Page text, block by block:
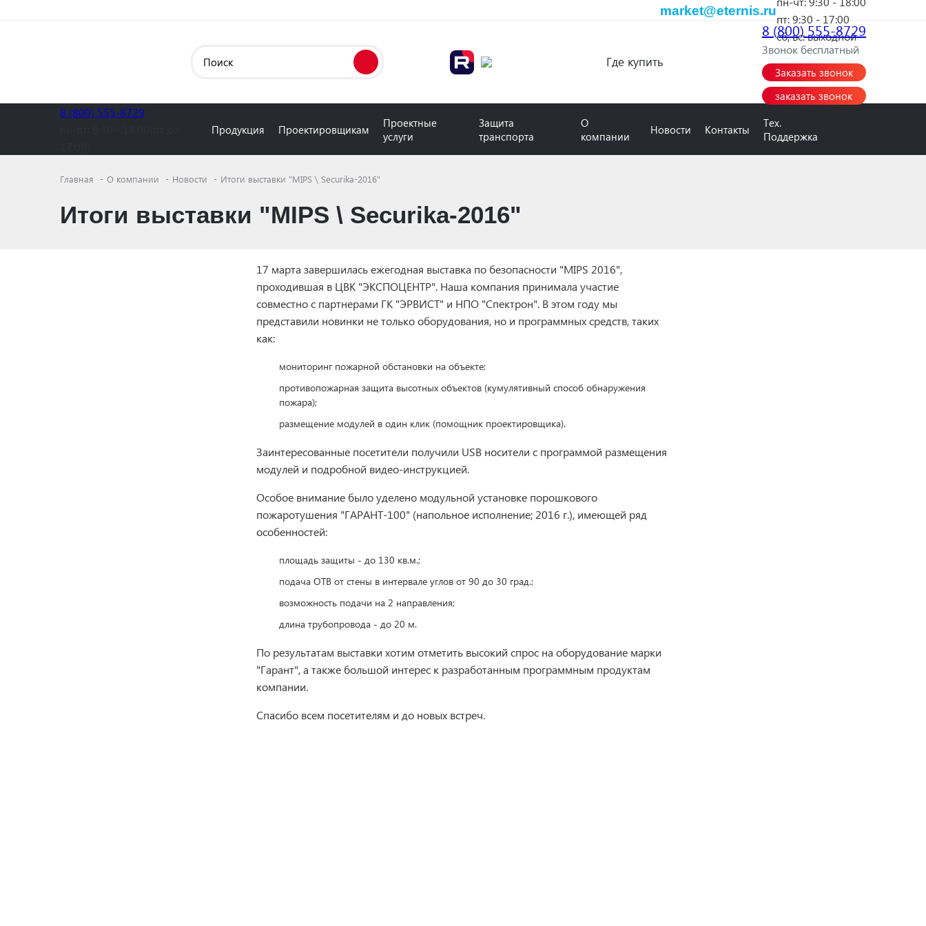
market@eternis.ru
пт:9:30 - 17:00
сб, вс:выходной
Где купить
8 (800) 555-8729
Звонок бесплатный
Заказать звонок
заказать звонок
8 (800) 555-8729
Продукция Проектировщикам
Проектные
услуги
Защита
транспорта
О
компании
Новости Контакты
Тех.
Поддержка
Главная О компании Новости Итоги выставки "MIPS \ Securika-2016"
Итоги выставки "MIPS \ Securika-2016"
17 марта завершилась ежегодная выставка по безопасности "MIPS 2016",
проходившая в ЦВК "ЭКСПОЦЕНТР". Наша компания принимала участие
совместно с партнерами ГК "ЭРВИСТ" и НПО "Спектрон". В этом году мы
представили новинки не только оборудования, но и программных средств, таких
как:
мониторинг пожарной обстановки на объекте;
противопожарная защита высотных объектов (кумулятивный способ обнаружения
пожара);
размещение модулей в один клик (помощник проектировщика).
Заинтересованные посетители получили USB носители с программой размещения
модулей и подробной видео-инструкцией.
Особое внимание было уделено модульной установке порошкового
пожаротушения "ГАРАНТ-100" (напольное исполнение; 2016 г.), имеющей ряд
особенностей:
площадь защиты - до 130 кв.м.;
подача ОТВ от стены в интервале углов от 90 до 30 град.;
возможность подачи на 2 направления;
длина трубопровода - до 20 м.
По результатам выставки хотим отметить высокий спрос на оборудование марки
"Гарант", а также большой интерес к разработанным программным продуктам
компании.
Спасибо всем посетителям и до новых встреч.